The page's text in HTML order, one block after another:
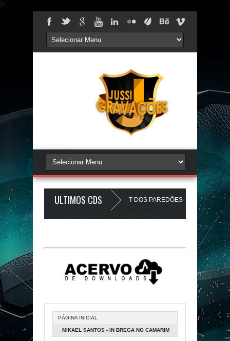
});
ULTIMOS CDS
BEATS PAREDÃO 17.0 - A PLAYLIST DOS PAREDÕES - AGOSTO 2026 -
THEUZINHO A Favela Ta Gostosa 5.0 - LANÇAMENTO -
PÁGINA INICIAL
MIKAEL SANTOS - IN BREGA NO CAMARIM